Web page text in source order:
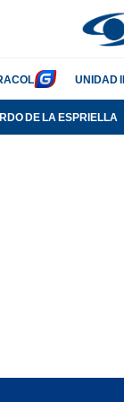
UNIDAD
DE LA ESPRIELLA